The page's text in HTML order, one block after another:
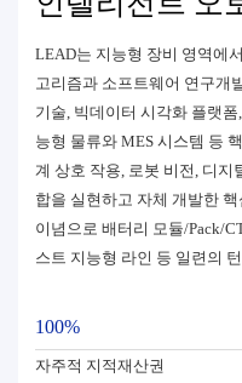
LEAD는 지능형 장비 영역에
고리즘과 소프트웨어 연구개
기술, 빅데이터 시각화 플랫
능형 물류와 MES 시스템 등
계 상호 작용, 로봇 비전, 디지
합을 실현하고 자체 개발한
이념으로 배터리 모듈/Pack/
스트 지능형 라인 등 일련의
100%
자주적 지적재산권